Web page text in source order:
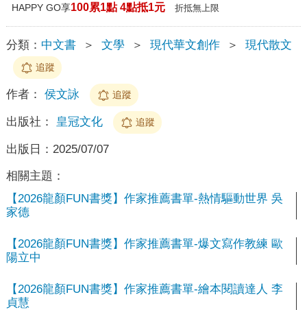
HAPPY GO享100累1點 4點抵1元 折抵無上限
分類： 中文書 ＞ 文學 ＞ 現代華文創作 ＞ 現代散文
追蹤
作者： 侯文詠 追蹤
出版社： 皇冠文化 追蹤
出版日： 2025/07/07
相關主題：
【2026龍顏FUN書獎】作家推薦書單-熱情驅動世界 吳
家德
【2026龍顏FUN書獎】作家推薦書單-爆文寫作教練 歐
陽立中
【2026龍顏FUN書獎】作家推薦書單-繪本閱讀達人 李
貞慧